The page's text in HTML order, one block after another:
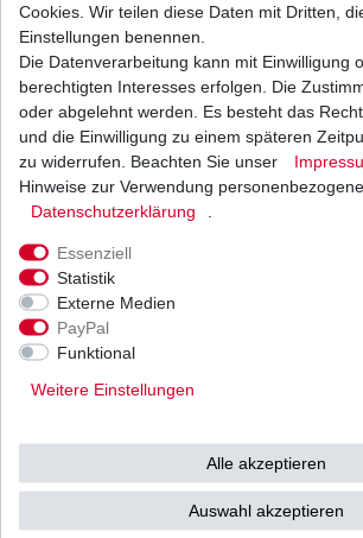
Bremsbeläge EBC FA 084
Bremsklötze
UVP 19,93 €
1 Satz | 13,90 € / Satz
inkl. ges. MwSt. zzgl.
Versand
Ab einem Warenwert von
500 Euro versenden wir
53783
unbedingt
Cookies. Wir teilen diese Daten mit Dritten,
Einstellungen benennen.
Die Datenverarbeitung kann mit Einwilligung
berechtigten Interesses erfolgen. Die
oder abgelehnt werden. Es besteht das
und die Einwilligung zu einem späteren
zu widerrufen. Beachten Sie unser
Hinweise zur Verwendung
Daten­schutz­erklärung
Essenziell
Statistik
Externe Medien
PayPal
Funktional
Weitere Einstellungen
Alle akzeptieren
Auswahl akzeptieren